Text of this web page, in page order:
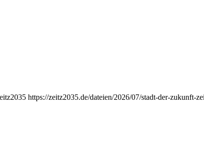
https://zeitz2035.de/dateien/2026/07/stadt-der-zukunft-